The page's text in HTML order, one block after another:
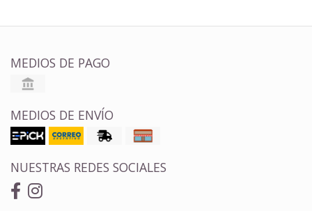
MEDIOS DE PAGO
MEDIOS DE ENVÍO
NUESTRAS REDES SOCIALES